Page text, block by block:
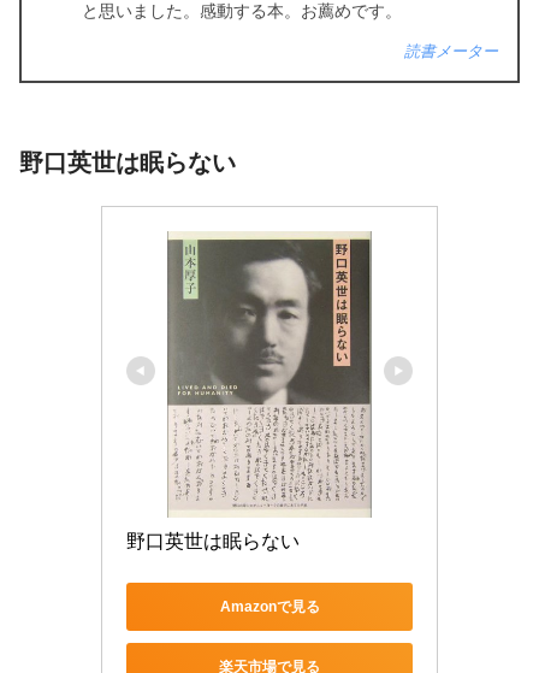
と思いました。感動する本。お薦めです。
読書メーター
野口英世は眠らない
野口英世は眠らない
Amazonで見る
楽天市場で見る